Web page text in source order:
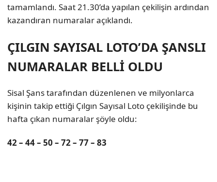
tamamlandı. Saat 21.30’da yapılan çekilişin ardından
kazandıran numaralar açıklandı.
ÇILGIN SAYISAL LOTO’DA ŞANSLI
NUMARALAR BELLİ OLDU
Sisal Şans tarafından düzenlenen ve milyonlarca
kişinin takip ettiği Çılgın Sayısal Loto çekilişinde bu
hafta çıkan numaralar şöyle oldu:
42 – 44 – 50 – 72 – 77 – 83